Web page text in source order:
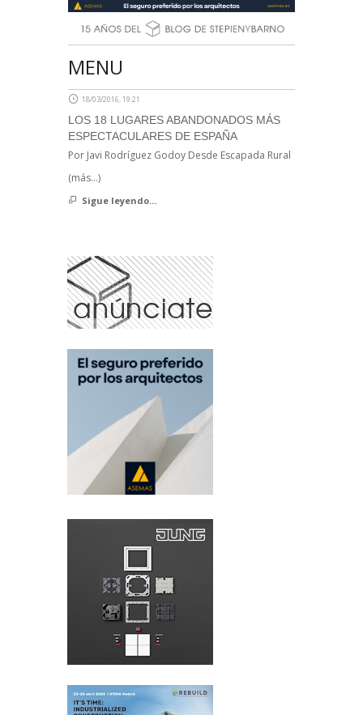
MENU
18/03/2016, 19:21
LOS 18 LUGARES ABANDONADOS MÁS
ESPECTACULARES DE ESPAÑA
Por Javi Rodríguez Godoy Desde Escapada Rural
(más…)
Sigue leyendo...